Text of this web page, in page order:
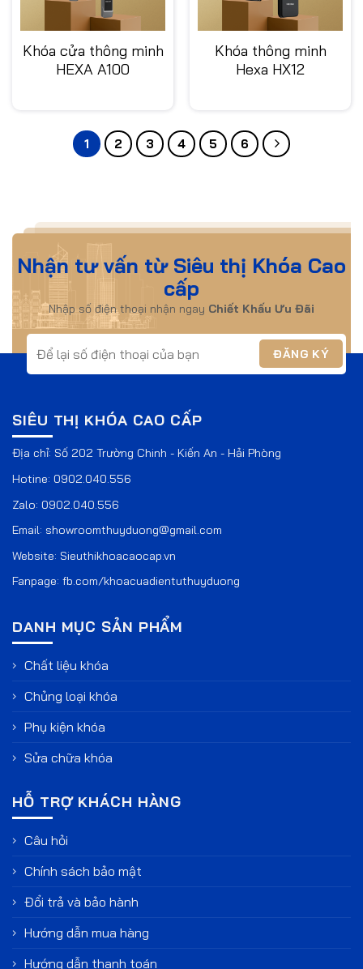
Khóa cửa thông minh
HEXA A100
Khóa thông minh
Hexa HX12
1 2 3 4 5 6
Nhận tư vấn từ Siêu thị Khóa Cao
cấp
Nhập số điện thoại nhận ngay Chiết Khấu Ưu Đãi
SIÊU THỊ KHÓA CAO CẤP
Địa chỉ: Số 202 Trường Chinh - Kiến An - Hải Phòng
Hotine: 0902.040.556
Zalo: 0902.040.556
Email: showroomthuyduong@gmail.com
Website: Sieuthikhoacaocap.vn
Fanpage: fb.com/khoacuadientuthuyduong
DANH MỤC SẢN PHẨM
Chất liệu khóa
Chủng loại khóa
Phụ kiện khóa
Sửa chữa khóa
HỖ TRỢ KHÁCH HÀNG
Câu hỏi
Chính sách bảo mật
Đổi trả và bảo hành
Hướng dẫn mua hàng
Hướng dẫn thanh toán